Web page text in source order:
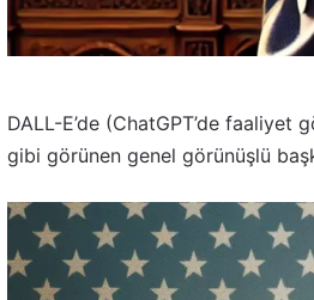
DALL-E’de (ChatGPT’de
gibi görünen genel görünüşlü